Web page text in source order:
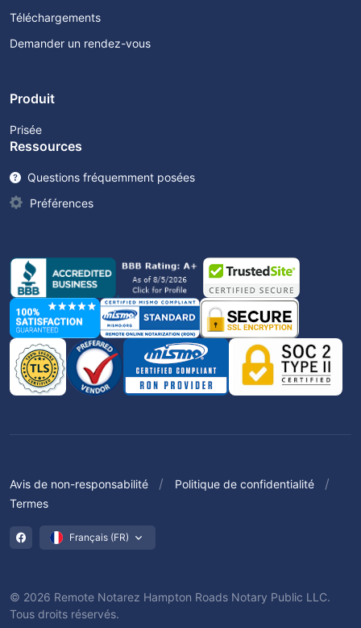
Téléchargements
Demander un rendez-vous
Produit
Prisée
Ressources
Questions fréquemment posées
Préférences
Avis de non-responsabilité
Politique de confidentialité
Termes
Français (FR)
© 2026 Remote Notarez Hampton Roads Notary Public LLC.
Tous droits réservés.